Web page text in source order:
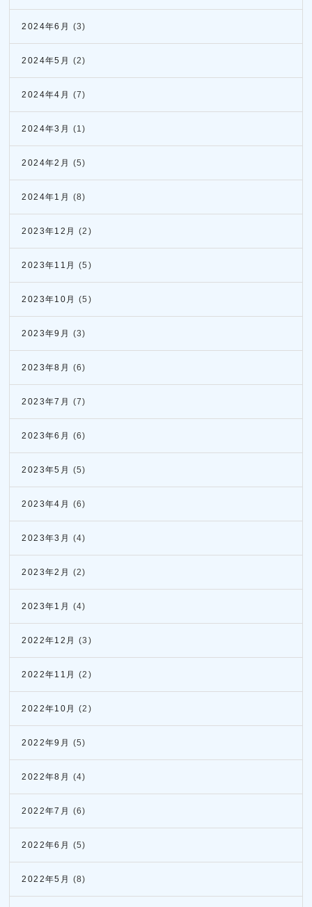
2024年6月 (3)
2024年5月 (2)
2024年4月 (7)
2024年3月 (1)
2024年2月 (5)
2024年1月 (8)
2023年12月 (2)
2023年11月 (5)
2023年10月 (5)
2023年9月 (3)
2023年8月 (6)
2023年7月 (7)
2023年6月 (6)
2023年5月 (5)
2023年4月 (6)
2023年3月 (4)
2023年2月 (2)
2023年1月 (4)
2022年12月 (3)
2022年11月 (2)
2022年10月 (2)
2022年9月 (5)
2022年8月 (4)
2022年7月 (6)
2022年6月 (5)
2022年5月 (8)